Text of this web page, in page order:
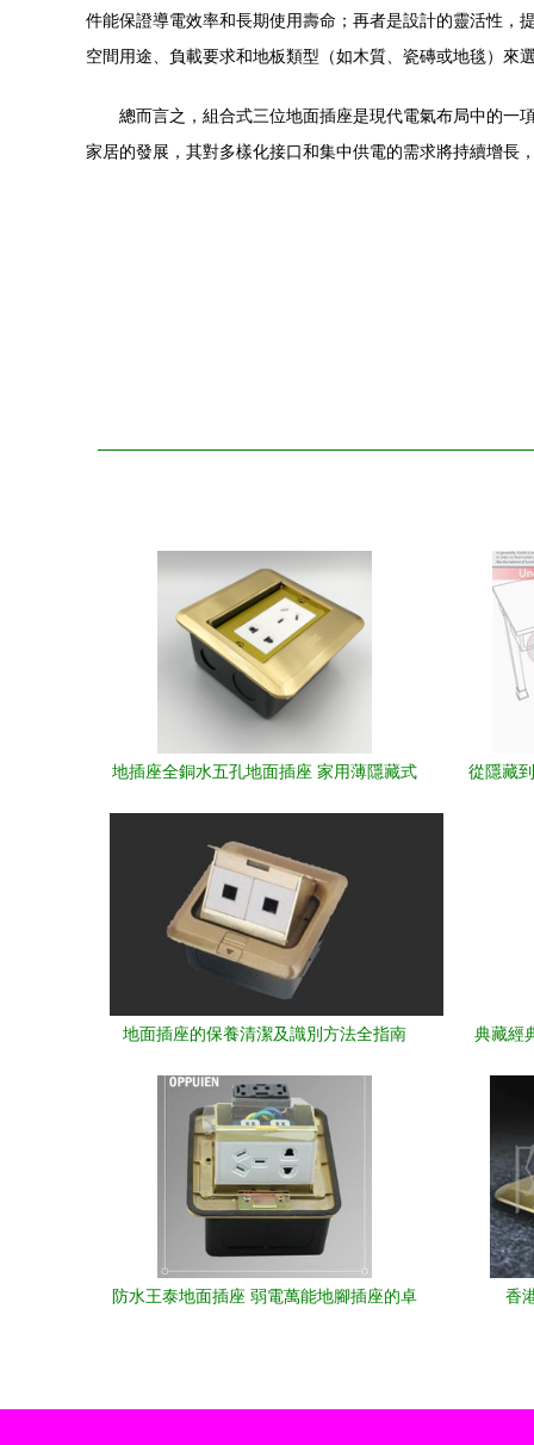
件能保證導電效率和長期使用壽命；再者是設計的靈活性，
空間用途、負載要求和地板類型（如木質、瓷磚或地毯）來
總而言之，組合式三位地面插座是現代電氣布局中的一
家居的發展，其對多樣化接口和集中供電的需求將持續增長
地插座全銅水五孔地面插座 家用薄隱藏式
從隱藏
地面插座的保養清潔及識別方法全指南
典藏經
防水王泰地面插座 弱電萬能地腳插座的卓
香